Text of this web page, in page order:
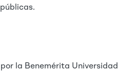
la Benemérita Universidad